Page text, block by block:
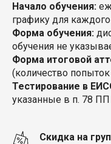
Начало обучения:
графику для
Форма обучения:
обучения не
Форма итоговой
(количество
Тестирование в
указанные в п. 78
Скидка на